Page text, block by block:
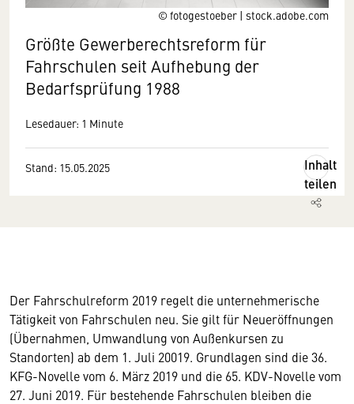
© fotogestoeber | stock.adobe.com
Größte Gewerberechtsreform für
Fahrschulen seit Aufhebung der
Bedarfsprüfung 1988
Lesedauer: 1 Minute
Stand: 15.05.2025
Inhalt
teilen
Der Fahrschulreform 2019 regelt die unternehmerische
Tätigkeit von Fahrschulen neu. Sie gilt für Neueröffnungen
(Übernahmen, Umwandlung von Außenkursen zu
Standorten) ab dem 1. Juli 20019. Grundlagen sind die 36.
KFG-Novelle vom 6. März 2019 und die 65. KDV-Novelle vom
27. Juni 2019. Für bestehende Fahrschulen bleiben die